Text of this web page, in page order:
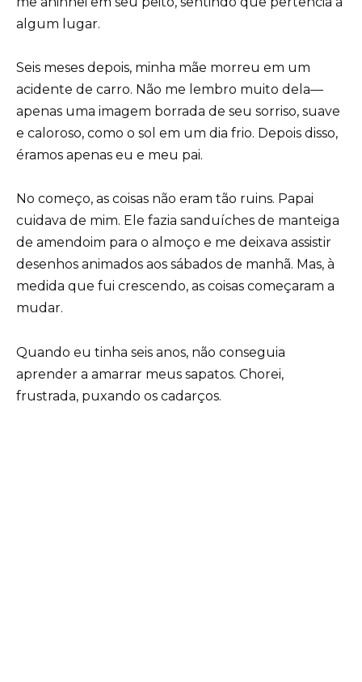
algum lugar.
Seis meses depois, minha mãe morreu em um
acidente de carro. Não me lembro muito dela—
apenas uma imagem borrada de seu sorriso, suave
e caloroso, como o sol em um dia frio. Depois disso,
éramos apenas eu e meu pai.
No começo, as coisas não eram tão ruins. Papai
cuidava de mim. Ele fazia sanduíches de manteiga
de amendoim para o almoço e me deixava assistir
desenhos animados aos sábados de manhã. Mas, à
medida que fui crescendo, as coisas começaram a
mudar.
Quando eu tinha seis anos, não conseguia
aprender a amarrar meus sapatos. Chorei,
frustrada, puxando os cadarços.